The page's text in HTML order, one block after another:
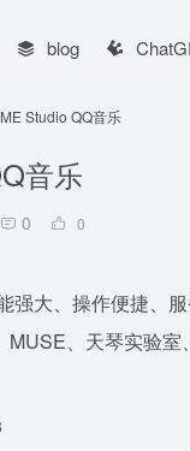
blog
Studio QQ音乐
音乐
0 0
强大、操作便捷、
MUSE、天琴实验